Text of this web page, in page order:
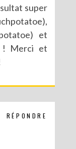
super
et
! Merci et
RÉPONDRE